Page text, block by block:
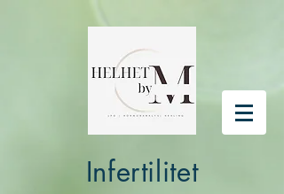
Infertilitet